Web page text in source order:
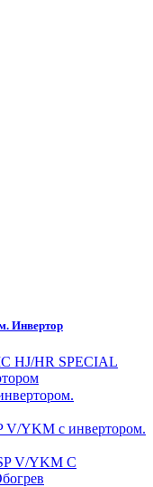
Инвертор
HJ/HR SPECIAL
V/YKM с инвертором.
V/YKM С